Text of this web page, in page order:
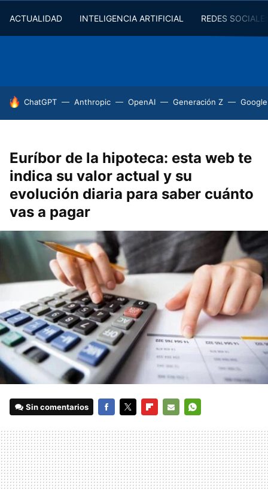
ACTUALIDAD INTELIGENCIA ARTIFICIAL REDES
HOY SE HABLA DE
ChatGPT Anthropic OpenAI Generación Z
Euríbor de la hipoteca: esta web te
indica su valor actual y su
evolución diaria para saber cuánto
vas a pagar
Sin comentarios
MAIL